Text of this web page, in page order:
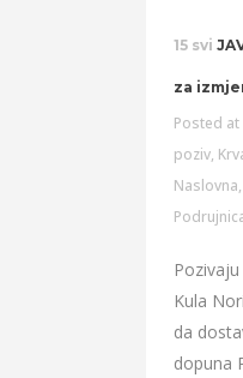
15 svi
za
Posted at
poziv,
Naslovna,
Kula
da
dopuna